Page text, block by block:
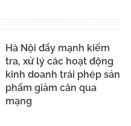
Hà Nội đẩy mạnh kiểm
tra, xử lý các hoạt động
kinh doanh trái phép sản
phẩm giảm cân qua
mạng